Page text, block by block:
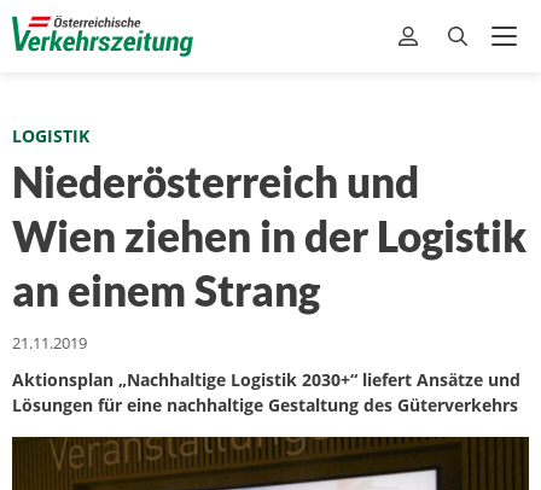
LOGISTIK
Niederösterreich und
Wien ziehen in der Logistik
an einem Strang
21.11.2019
Aktionsplan „Nachhaltige Logistik 2030+“ liefert Ansätze und
Lösungen für eine nachhaltige Gestaltung des Güterverkehrs